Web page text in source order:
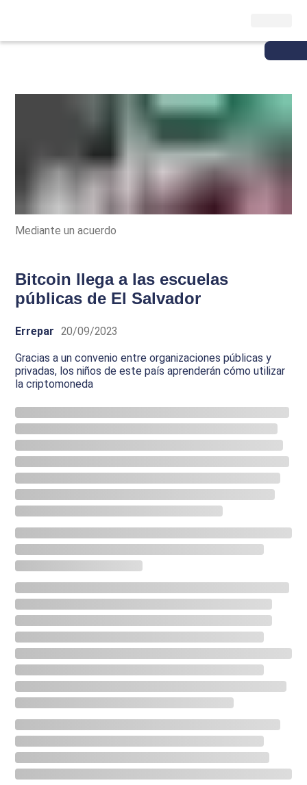
Mediante un acuerdo
Bitcoin llega a las escuelas
públicas de El Salvador
Errepar 20/09/2023
Gracias a un convenio entre organizaciones públicas y
privadas, los niños de este país aprenderán cómo utilizar
la criptomoneda